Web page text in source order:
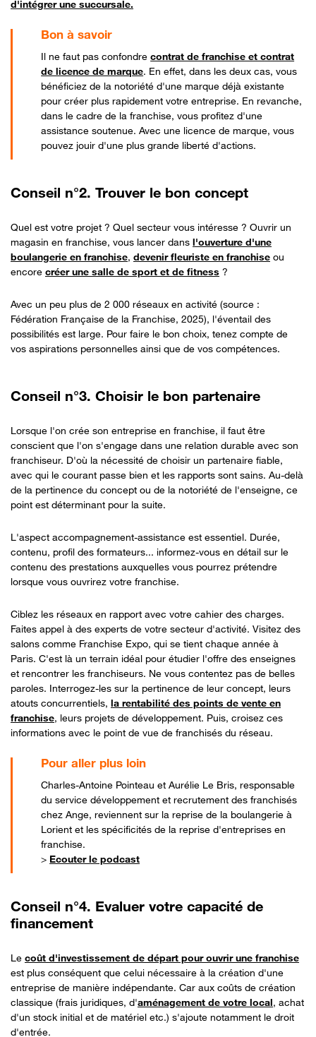
d'intégrer une succursale.
Bon à savoir
Il ne faut pas confondrecontrat de franchise et contrat
de licence de marque. En effet,dans les deux cas, vous
bénéficiez de la notoriété d'une marque déjà existante
pour créer plus rapidement votre entreprise. En revanche,
dans le cadre de la franchise, vous profitez d'une
assistance soutenue. Avec une licence de marque, vous
pouvez jouir d'une plus grande liberté d'actions.
Conseil n°2. Trouver le bon concept
Quel est votre projet ? Quel secteur vous intéresse ? Ouvrir un
magasin en franchise, vous lancer dans l'ouverture d'une
boulangerie en franchise, devenir fleuriste en franchise ou
encore créer une salle de sport et de fitness ?
Avec un peu plus de 2 000 réseaux en activité (source :
Fédération Française de la Franchise, 2025), l'éventail des
possibilités est large. Pour faire le bon choix, tenez compte de
vos aspirations personnelles ainsi que de vos compétences.
Conseil n°3. Choisir le bon partenaire
Lorsque l'on crée son entreprise en franchise, il faut être
conscient que l'on s'engage dans une relation durable avec son
franchiseur. D'où la nécessité de choisir un partenaire fiable,
avec qui le courant passe bien et les rapports sont sains. Au-delà
de la pertinence du concept ou de la notoriété de l'enseigne, ce
point est déterminant pour la suite.
L'aspect accompagnement-assistance est essentiel. Durée,
contenu, profil des formateurs... informez-vous en détail sur le
contenu des prestations auxquelles vous pourrez prétendre
lorsque vous ouvrirez votre franchise.
Ciblez les réseaux en rapport avec votre cahier des charges.
Faites appel à des experts de votre secteur d'activité. Visitez des
salons comme Franchise Expo, qui se tient chaque année à
Paris. C'est là un terrain idéal pour étudier l'offre des enseignes
et rencontrer les franchiseurs. Ne vous contentez pas de belles
paroles. Interrogez-les sur la pertinence de leur concept, leurs
atouts concurrentiels, la rentabilité des points de vente en
franchise, leurs projets de développement. Puis, croisez ces
informations avec le point de vue de franchisés du réseau.
Charles-Antoine Pointeau et Aurélie Le Bris, responsable
du service développement et recrutement des franchisés
chez Ange, reviennent sur la reprise de la boulangerie à
Lorient et les spécificités de la reprise d'entreprises en
franchise.
> Ecouter le podcast
Conseil n°4. Evaluer votre capacité de
financement
Le coût d'investissement de départ pour ouvrir une franchise
est plus conséquent que celui nécessaire à la création d'une
entreprise de manière indépendante. Car aux coûts de création
classique (frais juridiques, d'aménagement de votre local, achat
d'un stock initial et de matériel etc.) s'ajoute notamment le droit
d'entrée.